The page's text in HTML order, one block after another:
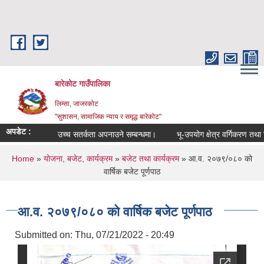
बारेकोट गाउँपालिका
लिम्सा, जाजरकोट
"सुशासन, सामाजिक न्याय र समृद्ध बारेकोट"
अपडेट : उच्च सतर्कता अपनाउने सम्बन्धमा। भू-उपयोग क्षेत्र वर्गिकरण तथा
You are here
Home » योजना, बजेट, कार्यक्रम» बजेट तथा कार्यक्रम» आ.व. २०७९/०८० को
वार्षिक बजेट पूर्णपाठ
आ.व. २०७९/०८० को वार्षिक बजेट पूर्णपाठ
Submitted on: Thu, 07/21/2022 - 20:49